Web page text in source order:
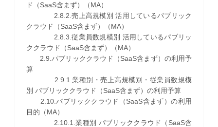
ド（SaaS含まず）（MA）
2.8.2.売上高規模別 活用しているパブリック
クラウド（SaaS含まず）（MA）
2.8.3.従業員数規模別 活用しているパブリッ
ククラウド（SaaS含まず）（MA）
2.9.パブリッククラウド（SaaS含まず）の利用予
算
2.9.1.業種別・売上高規模別・従業員数規模
別 パブリッククラウド（SaaS含まず）の利用予算
2.10.パブリッククラウド（SaaS含まず）の利用
目的（MA）
2.10.1.業種別 パブリッククラウド（SaaS含